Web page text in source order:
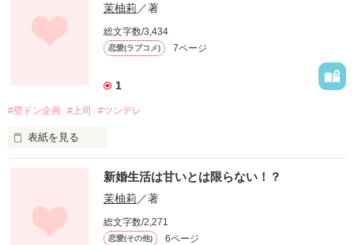
馴れ馴れしく初対面から名前で呼ばれたくないし、例えイケメ
ンだったとしてもそう簡単に好きになる訳が無い。
――そう思ったのに……
堕ちる時は瞬きも出来ないくらい一瞬。
その甘い声に、笑顔に、溶かされる―――。
茉柚莉 ／著
総文字数/3,434
恋愛(ラブコメ) 7ページ
1
#壁ドン企画 #上司 #ツンデレ
表紙を見る
『あはは…。ごめん、ごめん』
新婚生活は甘いとは限らない！？
茉柚莉 ／著
総文字数/2,271
恋愛(その他) 6ページ